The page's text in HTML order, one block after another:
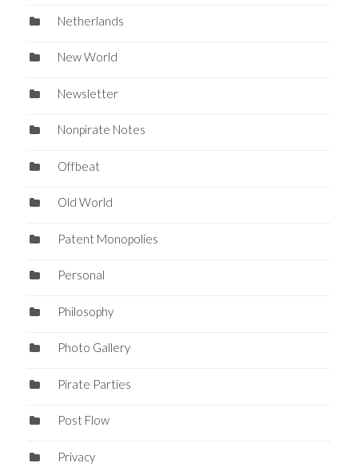
Netherlands
New World
Newsletter
Nonpirate Notes
Offbeat
Old World
Patent Monopolies
Personal
Philosophy
Photo Gallery
Pirate Parties
Post Flow
Privacy